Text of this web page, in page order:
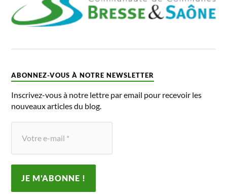
ABONNEZ-VOUS À NOTRE NEWSLETTER
Inscrivez-vous à notre lettre par email pour recevoir les
nouveaux articles du blog.